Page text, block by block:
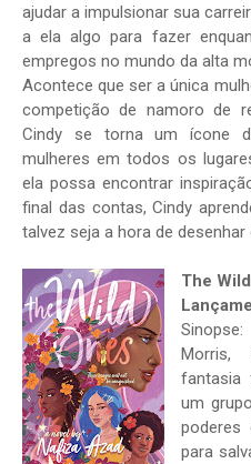
ajudar a impulsionar sua
a ela algo para fazer
empregos no mundo da alta
Acontece que ser a única
competição de namoro de
Cindy se torna um ícone
mulheres em todos os
ela possa encontrar
final das contas, Cindy
talvez seja a hora de desenhar
The
Morris,
fantasia
um
poderes
para